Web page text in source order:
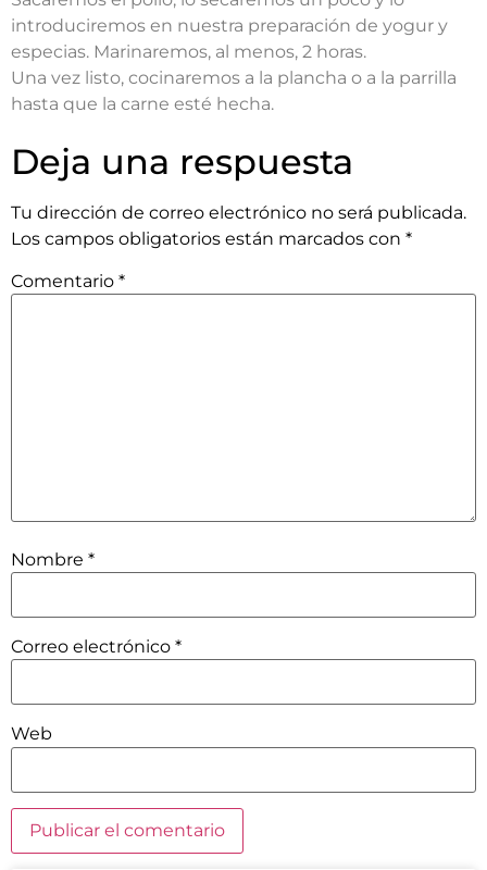
introduciremos en nuestra preparación de yogur y
especias. Marinaremos, al menos, 2 horas.
Una vez listo, cocinaremos a la plancha o a la parrilla
hasta que la carne esté hecha.
Deja una respuesta
Tu dirección de correo electrónico no será publicada.
Los campos obligatorios están marcados con *
Comentario *
Nombre *
Correo electrónico *
Web